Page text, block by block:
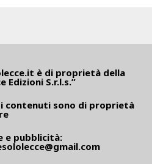
è di proprietà della
Edizioni S.r.l.s.”
contenuti sono di proprietà
e pubblicità: